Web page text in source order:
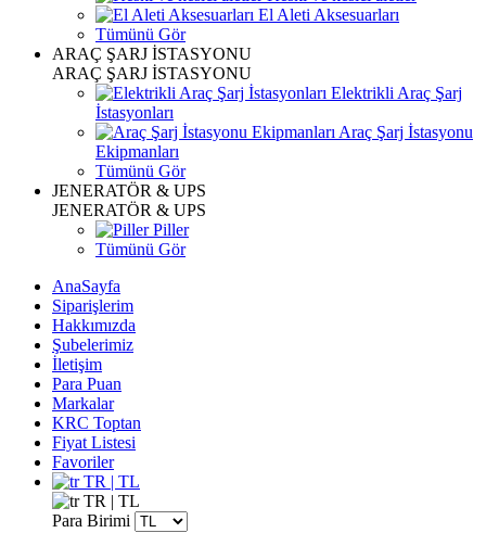
El Aleti Aksesuarları
Tümünü Gör
ARAÇ ŞARJ İSTASYONU
ARAÇ ŞARJ İSTASYONU
Elektrikli Araç Şarj
İstasyonları
Araç Şarj İstasyonu
Ekipmanları
Tümünü Gör
JENERATÖR & UPS
JENERATÖR & UPS
Piller
Tümünü Gör
AnaSayfa
Siparişlerim
Hakkımızda
Şubelerimiz
İletişim
Para Puan
Markalar
KRC Toptan
Fiyat Listesi
Favoriler
TR | TL
TR | TL
Para Birimi